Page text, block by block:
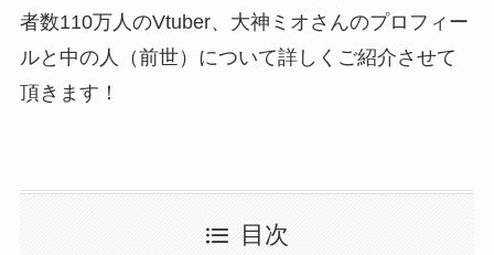
者数110万人のVtuber、大神ミオさんのプロフィー
ルと中の人（前世）について詳しくご紹介させて
頂きます！
目次